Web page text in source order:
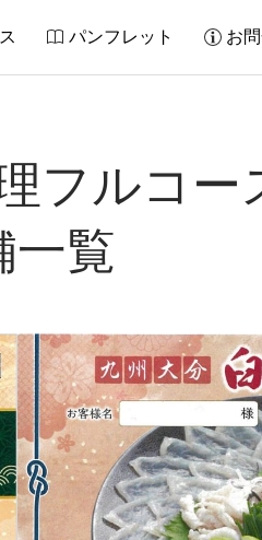
パンフレット お
フルコー
一覧